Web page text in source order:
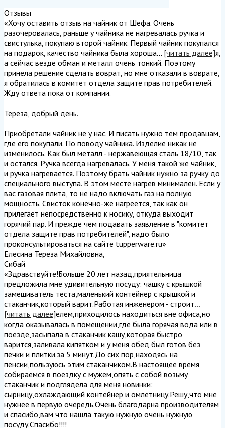
Отзывы
«Хочу оставить отзыв на чайник от Шефа. Очень
разочеровалась, раньше у чайника не нагревалась ручка и
свистулька, покупаю второй чайник. Первый чайник покупался
на подарок, качество чайника была хороша... [читать далее]я,
а сейчас везде обман и металл очень тонкий. Поэтому
принела решение сделать воврат, но мне отказали в воврате,
я обратилась в комитет отдела защите прав потребителей.
Жду ответа пока от компании.
Тереза, добрый день.
Приобретали чайник не у нас. И писать нужно тем продавцам,
где его покупали. По поводу чайника. Изделие никак не
изменилось. Как был металл - нержавеющая сталь 18/10, так
и остался. Ручка всегда нагревалась. У меня такой же чайник,
и ручка нагревается. Поэтому брать чайник нужно за ручку до
специального выступа. В этом месте нагрев минимален. Если у
вас газовая плита, то не надо включать газ на полную
мощность. Свисток конечно-же нагреется, так как он
прилегает непосредственно к носику, откуда выходит
горячий пар. И прежде чем подавать заявление в "комитет
отдела защите прав потребителей", надо было
проконсультироваться на сайте tupperware.ru»
Елесина Тереза Михайловна,
Сибай
«Здравствуйте!Больше 20 лет назад,приятельница
предложила мне удивительную посуду: чашку с крышкой
замешиватель теста,маленький контейнер с крышкой и
стаканчик,который варит.Работая инженером - строит...
[читать далее]елем,приходилось находиться вне офиса,но
когда оказывалась в помещении,где была горячая вода или в
поезде,засыпала в стаканчик кашу,которая быстро
варится,заливала кипятком и у меня обед был готов без
печки и плитки.за 5 минут.До сих пор,находясь на
пенсии,пользуюсь этим стаканчиком.В настоящее время
собираемся в поездку с мужем,опять с собой возьму
стаканчик и подглядела для меня новинки:
сырницу,охлаждающий контейнер и омлетницу.Решу,что мне
нужнее в первую очередь.Очень благодарна производителям
и спасибо,вам что нашла такую нужную очень нужную
посуду.Спасибо!!!!